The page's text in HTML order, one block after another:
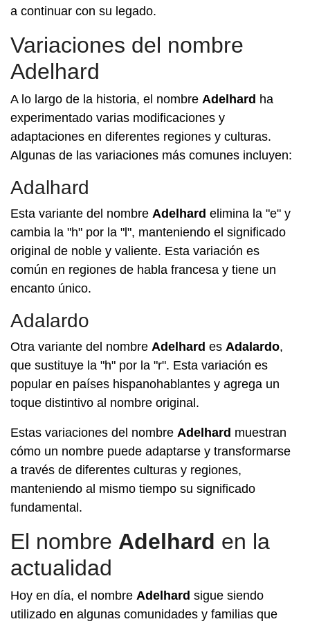
a continuar con su legado.
Variaciones del nombre
Adelhard
A lo largo de la historia, el nombre Adelhard ha
experimentado varias modificaciones y
adaptaciones en diferentes regiones y culturas.
Algunas de las variaciones más comunes incluyen:
Adalhard
Esta variante del nombre Adelhard elimina la "e" y
cambia la "h" por la "l", manteniendo el significado
original de noble y valiente. Esta variación es
común en regiones de habla francesa y tiene un
encanto único.
Adalardo
Otra variante del nombre Adelhard es Adalardo,
que sustituye la "h" por la "r". Esta variación es
popular en países hispanohablantes y agrega un
toque distintivo al nombre original.
Estas variaciones del nombre Adelhard muestran
cómo un nombre puede adaptarse y transformarse
a través de diferentes culturas y regiones,
manteniendo al mismo tiempo su significado
fundamental.
El nombre Adelhard en la
actualidad
Hoy en día, el nombre Adelhard sigue siendo
utilizado en algunas comunidades y familias que